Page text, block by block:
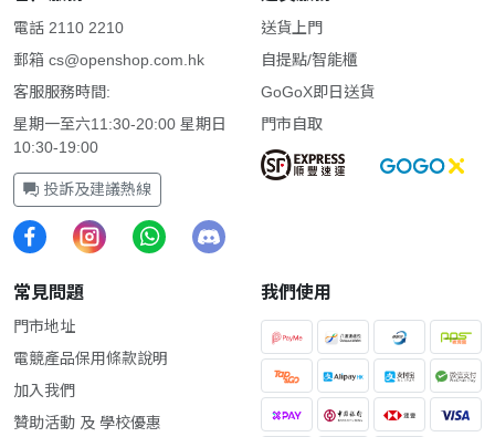
電話 2110 2210
郵箱 cs@openshop.com.hk
客服服務時間:
星期一至六11:30-20:00 星期日
10:30-19:00
投訴及建議熱線
送貨上門
自提點/智能櫃
GoGoX即日送貨
門市自取
常見問題
門市地址
電競產品保用條款說明
加入我們
贊助活動 及 學校優惠
我們使用